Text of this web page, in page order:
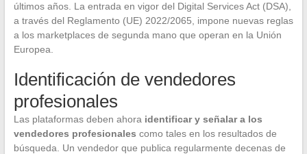
últimos años. La entrada en vigor del Digital Services Act (DSA),
a través del Reglamento (UE) 2022/2065, impone nuevas reglas
a los marketplaces de segunda mano que operan en la Unión
Europea.
Identificación de vendedores
profesionales
Las plataformas deben ahora identificar y señalar a los
vendedores profesionales como tales en los resultados de
búsqueda. Un vendedor que publica regularmente decenas de